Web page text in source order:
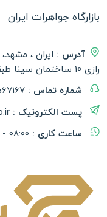
بازارگاه جواهرات ایران
آدرس : ایران ،
رازی 10 ساختمان سینا طبقه 4 واحد 14
شماره تماس :
پست الکترونیک :
ساعت کاری : 08:00 - 18:00, هرروز هفته